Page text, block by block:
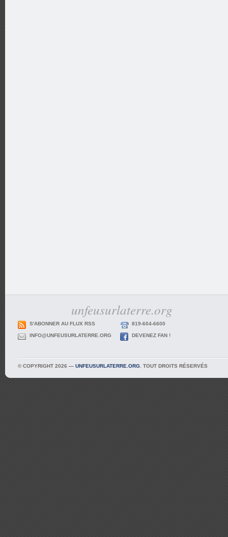
unfeusurlaterre.org
S'ABONNER AU FLUX RSS 819-604-6600
INFO@UNFEUSURLATERRE.ORG DEVENEZ FAN !
© COPYRIGHT 2026 — UNFEUSURLATERRE.ORG . TOUT DROITS RÉSERVÉS